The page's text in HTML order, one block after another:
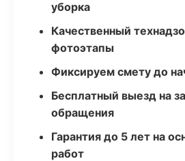
уборка
Качественный
фотоэтапы
Фиксируем смету до
Бесплатный выезд на
обращения
Гарантия до 5 лет на
работ